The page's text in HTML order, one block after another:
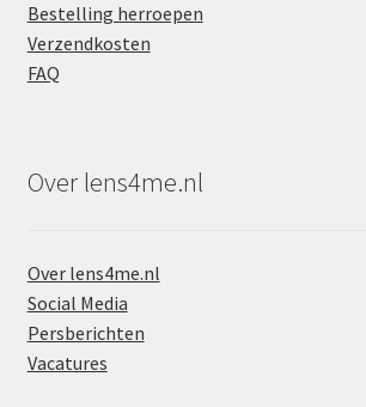
Bestelling herroepen
Verzendkosten
FAQ
Over lens4me.nl
Over lens4me.nl
Social Media
Persberichten
Vacatures